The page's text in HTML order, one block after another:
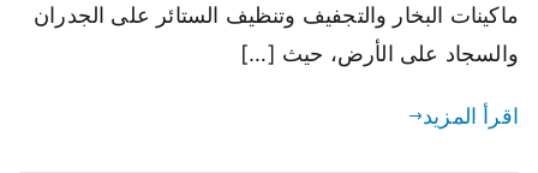
ماكينات البخار والتجفيف وتنظيف الستائر على الجدران
والسجاد على الأرض، حيث […]
اقرأ المزيد